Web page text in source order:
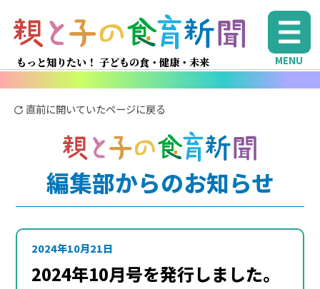
もっと知りたい！ 子どもの食・健康・未来 MENU
直前に開いていたページに戻る
編集部からのお知らせ
2024年10月21日
2024年10月号を発行しました。